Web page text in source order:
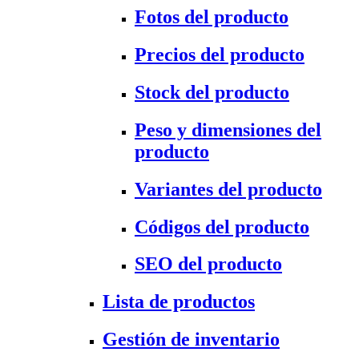
Fotos del producto
Precios del producto
Stock del producto
Peso y dimensiones del
producto
Variantes del producto
Códigos del producto
SEO del producto
Lista de productos
Gestión de inventario